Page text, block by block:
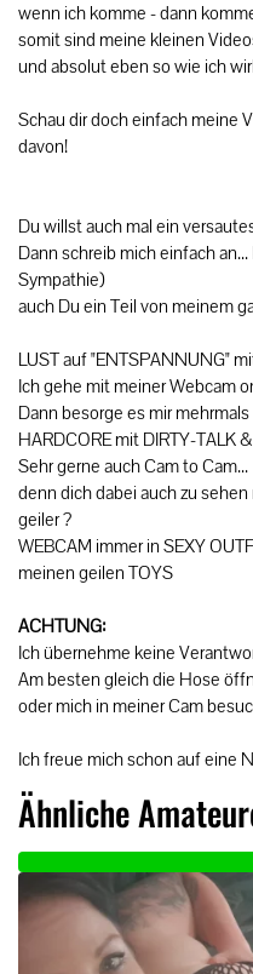
wenn ich komme - dann
somit sind meine kleinen
und absolut eben so wie ich
Schau dir doch einfach meine
davon!
Du willst auch mal ein
Dann schreib mich einfach
Sympathie)
auch Du ein Teil von meinem
LUST auf "ENTSPANNUNG"
Ich gehe mit meiner Webcam
Dann besorge es mir
HARDCORE mit DIRTY-TALK
Sehr gerne auch Cam to Cam...
denn dich dabei auch zu
geiler ?
WEBCAM immer in SEXY
meinen geilen TOYS
ACHTUNG:
Ich übernehme keine
Am besten gleich die Hose
oder mich in meiner Cam
Ich freue mich schon auf eine
Ähnliche